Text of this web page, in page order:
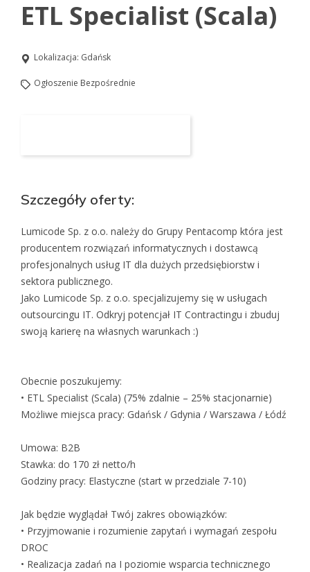
ETL Specialist (Scala)
Lokalizacja: Gdańsk
Ogłoszenie Bezpośrednie
Szczegóły oferty:
Lumicode Sp. z o.o. należy do Grupy Pentacomp która jest
producentem rozwiązań informatycznych i dostawcą
profesjonalnych usług IT dla dużych przedsiębiorstw i
sektora publicznego.
Jako Lumicode Sp. z o.o. specjalizujemy się w usługach
outsourcingu IT. Odkryj potencjał IT Contractingu i zbuduj
swoją karierę na własnych warunkach :)
Obecnie poszukujemy:
• ETL Specialist (Scala) (75% zdalnie – 25% stacjonarnie)
Możliwe miejsca pracy: Gdańsk / Gdynia / Warszawa / Łódź
Umowa: B2B
Stawka: do 170 zł netto/h
Godziny pracy: Elastyczne (start w przedziale 7-10)
Jak będzie wyglądał Twój zakres obowiązków:
• Przyjmowanie i rozumienie zapytań i wymagań zespołu
DROC
• Realizacja zadań na I poziomie wsparcia technicznego